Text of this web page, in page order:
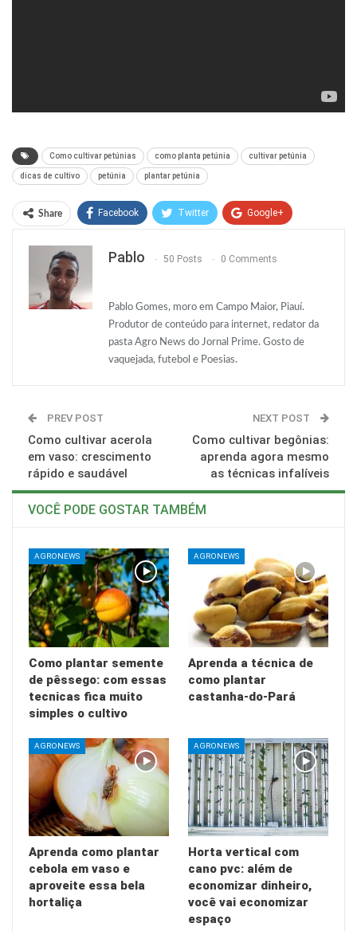
Como cultivar petúnias como planta petúnia cultivar petúnia
dicas de cultivo petúnia plantar petúnia
Share Facebook Twitter Google+
O email
Pablo 50 Posts 0 Comments
Pablo Gomes, moro em Campo Maior, Piauí.
Produtor de conteúdo para internet, redator da
pasta Agro News do Jornal Prime. Gosto de
vaquejada, futebol e Poesias.
PREV POST
Como cultivar acerola
em vaso: crescimento
rápido e saudável
NEXT POST
Como cultivar begônias:
aprenda agora mesmo
as técnicas infalíveis
VOCÊ PODE GOSTAR TAMBÉM
AGRONEWS
Como plantar semente
de pêssego: com essas
tecnicas fica muito
simples o cultivo
AGRONEWS
Aprenda a técnica de
como plantar
castanha-do-Pará
AGRONEWS
Aprenda como plantar
cebola em vaso e
aproveite essa bela
hortaliça
AGRONEWS
Horta vertical com
cano pvc: além de
economizar dinheiro,
você vai economizar
espaço